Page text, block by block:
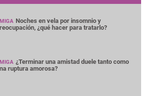
Noches en vela por insomnio y
¿qué hacer para tratarlo?
¿Terminar una amistad duele tanto como
ruptura amorosa?